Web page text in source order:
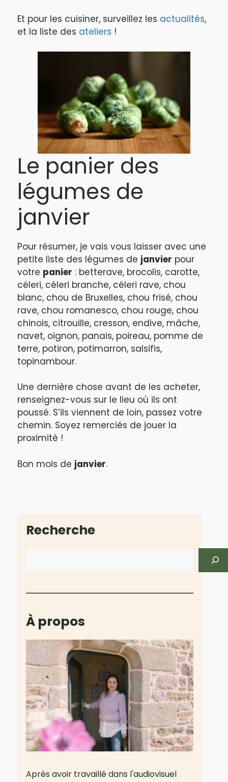
Et pour les cuisiner, surveillez les actualités,
et la liste des ateliers !
Le panier des
légumes de
janvier
Pour résumer, je vais vous laisser avec une
petite liste des légumes de janvier pour
votre panier : betterave, brocolis, carotte,
céleri, céleri branche, céleri rave, chou
blanc, chou de Bruxelles, chou frisé, chou
rave, chou romanesco, chou rouge, chou
chinois, citrouille, cresson, endive, mâche,
navet, oignon, panais, poireau, pomme de
terre, potiron, potimarron, salsifis,
topinambour.
Une dernière chose avant de les acheter,
renseignez-vous sur le lieu où ils ont
poussé. S’ils viennent de loin, passez votre
chemin. Soyez remerciés de jouer la
proximité !
Bon mois de janvier.
Recherche
À propos
Après avoir travaillé dans l'audiovisuel